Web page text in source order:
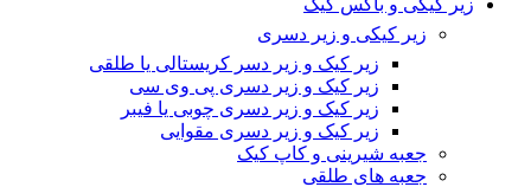
زیر کیکی و باکس کیک
زیر کیکی و زیر دسری
زیر کیک و زیر دسر کریستالی یا طلقی
زیر کیک و زیر دسری پی وی سی
زیر کیک و زیر دسری چوبی یا فیبر
زیر کیک و زیر دسری مقوایی
جعبه شیرینی و کاپ کیک
جعبه های طلقی